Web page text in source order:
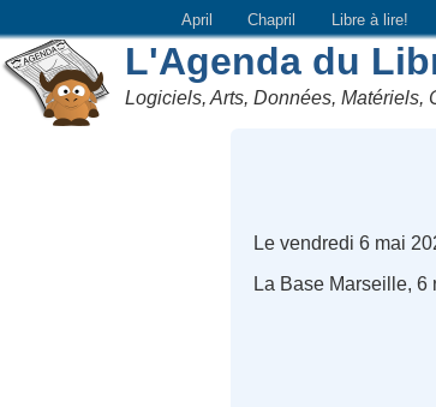
April Chapril Libre à lire!
L'Agenda du
Logiciels, Arts, Données, Matériels,
Le vendredi 6 mai
La Base Marseille,